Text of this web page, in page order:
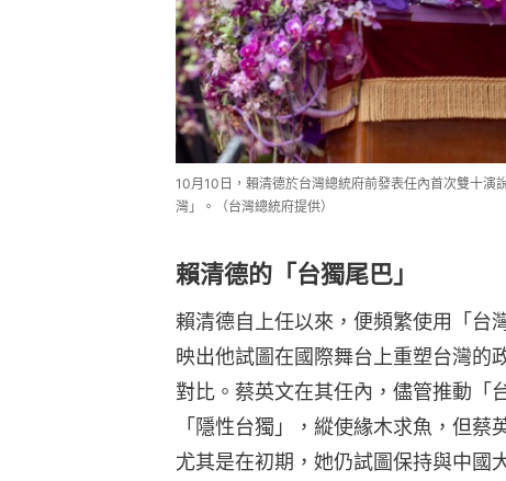
10月10日，賴清德於台灣總統府前發表任內首次雙十演
灣」。（台灣總統府提供）
賴清德的「台獨尾巴」
賴清德自上任以來，便頻繁使用「台
映出他試圖在國際舞台上重塑台灣的
對比。蔡英文在其任內，儘管推動「
「隱性台獨」，縱使緣木求魚，但蔡
尤其是在初期，她仍試圖保持與中國